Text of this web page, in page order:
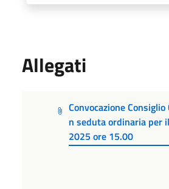
Allegati
Convocazione Consiglio
n seduta ordinaria per
2025 ore 15.00